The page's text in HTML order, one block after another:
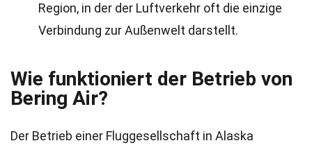
Region, in der der Luftverkehr oft die einzige
Verbindung zur Außenwelt darstellt.
Wie funktioniert der Betrieb von
Bering Air?
Der Betrieb einer Fluggesellschaft in Alaska